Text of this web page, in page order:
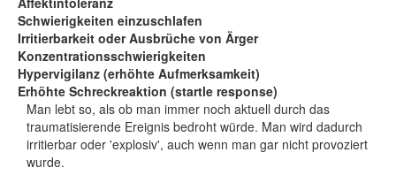
Schwierigkeiten einzuschlafen
Irritierbarkeit oder Ausbrüche von Ärger
Konzentrationsschwierigkeiten
Hypervigilanz (erhöhte Aufmerksamkeit)
Erhöhte Schreckreaktion (startle response)
Man lebt so, als ob man immer noch aktuell durch das
traumatisierende Ereignis bedroht würde. Man wird dadurch
irritierbar oder 'explosiv', auch wenn man gar nicht provoziert
wurde.